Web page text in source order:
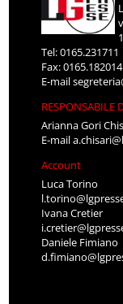
Tel: 0165.231711
Fax:
E-mail
RESPONSABILE
Arianna Gori
E-mail
Account
Luca Torino
Ivana Cretier
Daniele Fimiano